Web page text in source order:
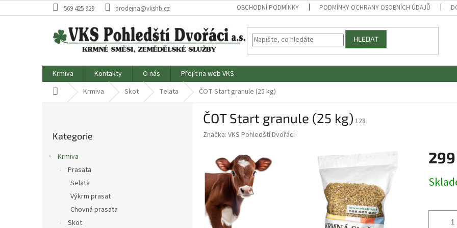
na
569 425 929 prodejna@vkshb.cz OBCHODNÍ PODMÍNKY PODMÍNKY OCHRANY OSOBNÍCH ÚDAJŮ
HLEDAT
Krmiva Kontakty O nás
Přejít na web VKS
Domů Krmiva Skot Telata ČOT Start granule (25 kg)
kategorie
Kategorie
Krmiva
Prasata
Selata
Výkrm prasat
Chovná prasata
Skot
ČOT Start granule (25 kg) 128
Značka: VKS Pohledští Dvořáci
cena: